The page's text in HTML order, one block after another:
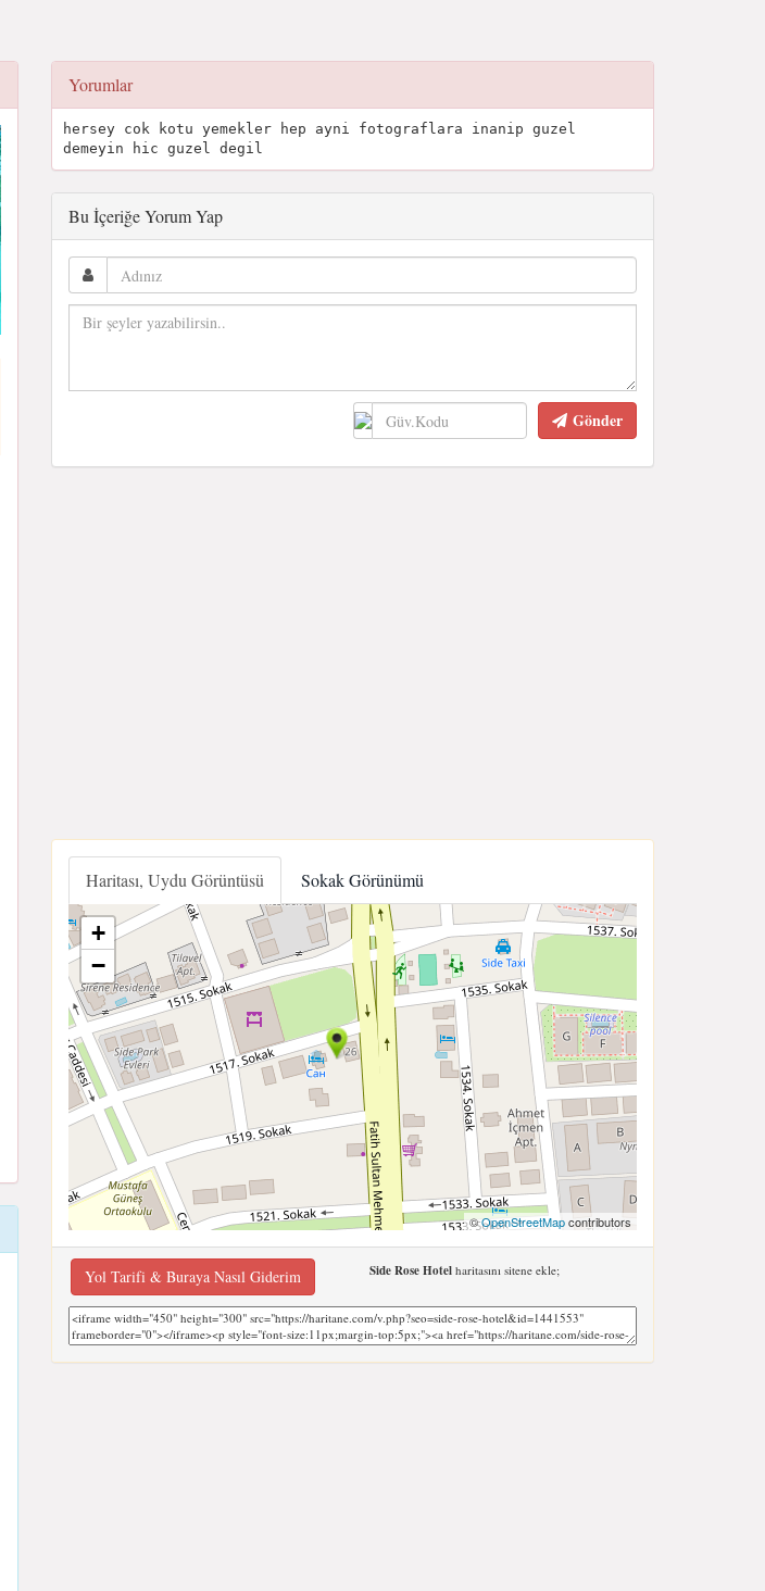
Yorumlar
hersey cok kotu yemekler hep ayni fotograflara inanip guzel
demeyin hic guzel degil
Bu İçeriğe Yorum Yap
Gönder
Haritası, Uydu Görüntüsü Sokak Görünümü
+
−
©OpenStreetMapcontributors
Yol Tarifi & Buraya Nasıl Giderim Side Rose Hotelharitasını sitene ekle;